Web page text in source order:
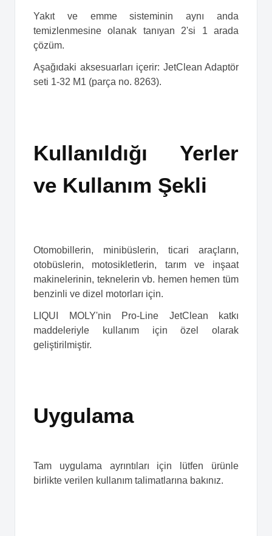
Yakıt ve emme sisteminin aynı anda
temizlenmesine olanak tanıyan 2'si 1 arada
çözüm.
Aşağıdaki aksesuarları içerir: JetClean Adaptör
seti 1-32 M1 (parça no. 8263).
Kullanıldığı Yerler
ve Kullanım Şekli
Otomobillerin, minibüslerin, ticari araçların,
otobüslerin, motosikletlerin, tarım ve inşaat
makinelerinin, teknelerin vb. hemen hemen tüm
benzinli ve dizel motorları için.
LIQUI MOLY'nin Pro-Line JetClean katkı
maddeleriyle kullanım için özel olarak
geliştirilmiştir.
Uygulama
Tam uygulama ayrıntıları için lütfen ürünle
birlikte verilen kullanım talimatlarına bakınız.